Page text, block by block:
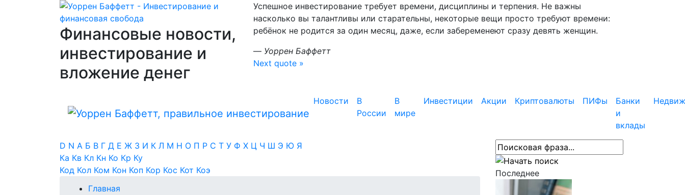
Финансовые новости,
инвестирование и
вложение денег
Успешное инвестирование требует времени, дисциплины и терпения. Не важны
насколько вы талантливы или старательны, некоторые вещи просто требуют времени:
ребёнок не родится за один месяц, даже, если забеременеют сразу девять женщин.
— Уоррен Баффетт
Next quote »
Новости
В
России
В
мире
Инвестиции Акции Криптовалюты ПИФы
Банки
и
вклады
D N А Б В Г Д Е Ж З И К Л М Н О П Р С Т У Ф Х Ц Ч Ш Э Ю Я
Ка Кв Кл Кн Ко Кр Ку
Код Кол Ком Кон Коп Кор Кос Кот Коэ
Главная
Последнее